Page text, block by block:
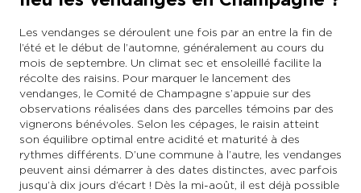
Les vendanges se déroulent une fois par an entre la fin de
l’été et le début de l’automne, généralement au cours du
mois de septembre. Un climat sec et ensoleillé facilite la
récolte des raisins. Pour marquer le lancement des
vendanges, le Comité de Champagne s’appuie sur des
observations réalisées dans des parcelles témoins par des
vignerons bénévoles. Selon les cépages, le raisin atteint
son équilibre optimal entre acidité et maturité à des
rythmes différents. D’une commune à l’autre, les vendanges
peuvent ainsi démarrer à des dates distinctes, avec parfois
jusqu’à dix jours d’écart ! Dès la mi-août, il est déjà possible